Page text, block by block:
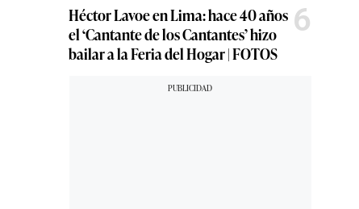
Héctor Lavoe en Lima: hace 40 años
el ‘Cantante de los Cantantes’ hizo
bailar a la Feria del Hogar | FOTOS
6